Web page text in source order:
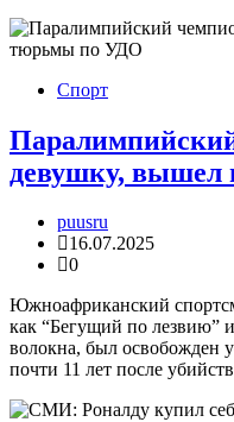
Спорт
девушку,
puusru
16.07.2025
0
Южноафриканский
как “Бегущий по лезвию”
волокна, был освобожден
почти 11 лет после